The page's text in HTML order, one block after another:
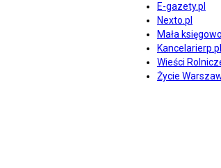
E-gazety.pl
Nexto.pl
Mała
Kancelarierp.pl
Wieści
Życie